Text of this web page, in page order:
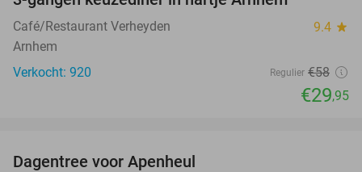
Café/Restaurant Verheyden 9.4 star
Arnhem
Verkocht: 920
Regulier €58
€29,95
Dagentree voor Apenheul